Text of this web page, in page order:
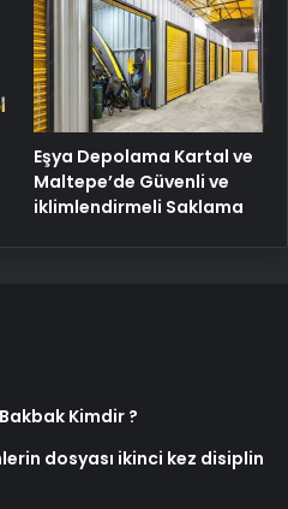
Eşya Depolama Kartal ve
Maltepe’de Güvenli ve
iklimlendirmeli Saklama
Kimdir ?
dosyası ikinci kez disiplin